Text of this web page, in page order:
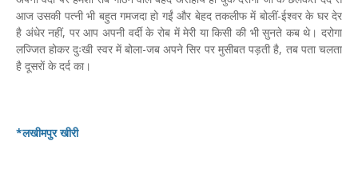
आज उसकी पत्नी भी बहुत गमजदा हो गईं और बेहद तकलीफ में बोलीं-ईश्वर के घर देर
है अंधेर नहीं, पर आप अपनी वर्दी के रोब में मेरी या किसी की भी सुनते कब थे। दरोगा
लज्जित होकर दुःखी स्वर में बोला-जब अपने सिर पर मुसीबत पड़ती है, तब पता चलता
है दूसराें के दर्द का।
*लखीमपुर खीरी